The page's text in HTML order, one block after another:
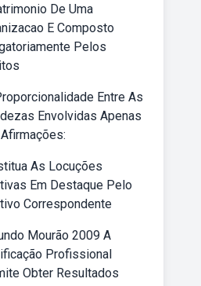
De Uma
E Composto
Pelos
Entre As
Envolvidas Apenas
As Locuções
Em Destaque Pelo
Correspondente
Mourão 2009 A
Profissional
Obter Resultados